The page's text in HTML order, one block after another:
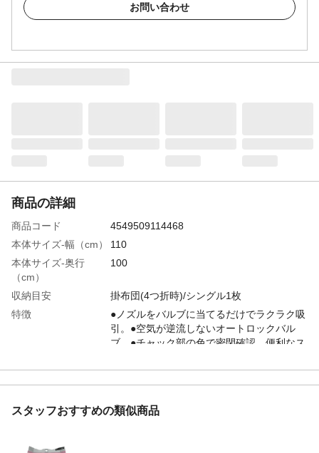
お問い合わせ
商品の詳細
商品コード
4549509114468
本体サイズ-幅（cm）
110
本体サイズ-奥行
（cm）
100
収納目安
掛布団(4つ折時)/シングル1枚
特徴
●ノズルをバルブに当てるだけでラクラク吸
引。●空気が逆流しないオートロックバル
ブ。●チャック部の色で密閉確認。便利なス
圧縮。●圧縮作業が苦手でも大丈夫。●空気
が逆流しない。●サイクロンクリーナーにも
材質・素材
●フィルム/ポリエチレン、ナイロン ●チャ
スタッフおすすめの類似商品